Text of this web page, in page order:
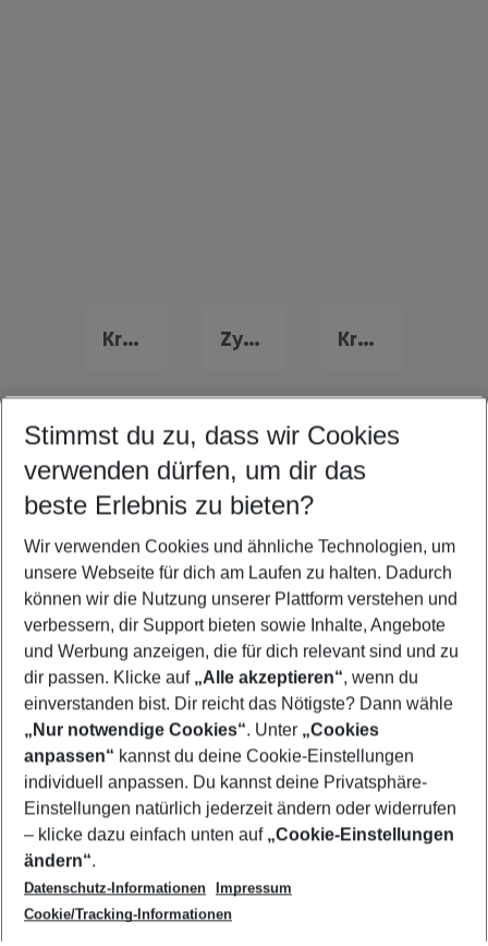
Kreta Urlaub Zypern Urlaub Kroatien Urlaub
Quicklinks
Frübucher Angebote Marmaris für 2026
Familienurlaub Marmaris
Flug & Hotel Marmaris
Last Minute Marmaris
Pauschalreisen Marmaris
Footer
Footer navigation
Über uns
AGB
Bestpreisgarantie
Cookie-Einstellungen ändern
Cookie-Richtlinie
Agenturbetreuung
Barrierefreies Reisen
Folge uns
Stimmst du zu, dass wir Cookies
verwenden dürfen, um dir das
beste Erlebnis zu bieten?
Wir verwenden Cookies und ähnliche Technologien, um
unsere Webseite für dich am Laufen zu halten. Dadurch
können wir die Nutzung unserer Plattform verstehen und
verbessern, dir Support bieten sowie Inhalte, Angebote
und Werbung anzeigen, die für dich relevant sind und zu
dir passen. Klicke auf „Alle akzeptieren“, wenn du
einverstanden bist. Dir reicht das Nötigste? Dann wähle
„Nur notwendige Cookies“. Unter „Cookies
anpassen“ kannst du deine Cookie-Einstellungen
individuell anpassen. Du kannst deine Privatsphäre-
Einstellungen natürlich jederzeit ändern oder widerrufen
– klicke dazu einfach unten auf „Cookie-Einstellungen
ändern“.
Datenschutz-Informationen
Impressum
Cookie/Tracking-Informationen